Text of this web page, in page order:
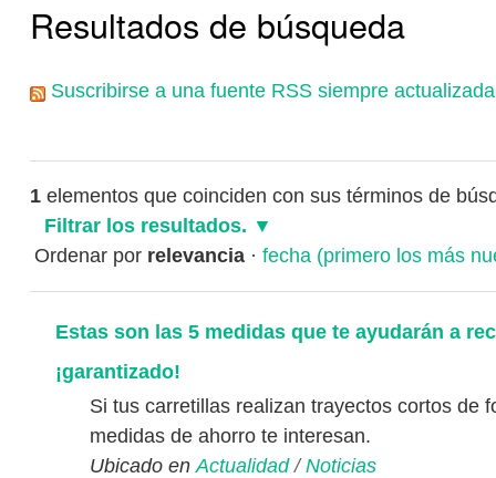
Resultados de búsqueda
Suscribirse a una fuente RSS siempre
1elementos que coinciden con sus términos de
Filtrar los resultados.
Ordenar por relevancia · fecha (primero los más
Estas son las 5 medidas que te ayudarán a
¡garantizado!
Si tus carretillas realizan trayectos cortos de
medidas de ahorro te interesan.
Ubicado en Actualidad /Noticias